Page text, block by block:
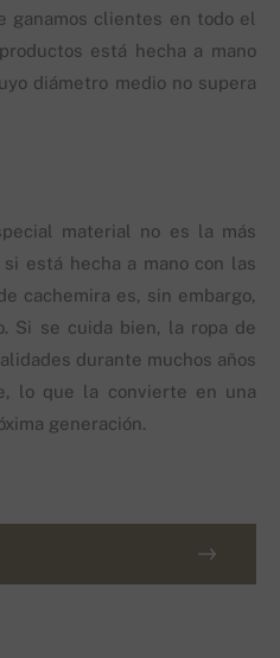
ganamos clientes en todo el
está hecha a mano
diámetro medio no supera
material no es la más
está hecha a mano con las
cachemira es, sin embargo,
Si se cuida bien, la ropa de
durante muchos años
lo que la convierte en una
generación.